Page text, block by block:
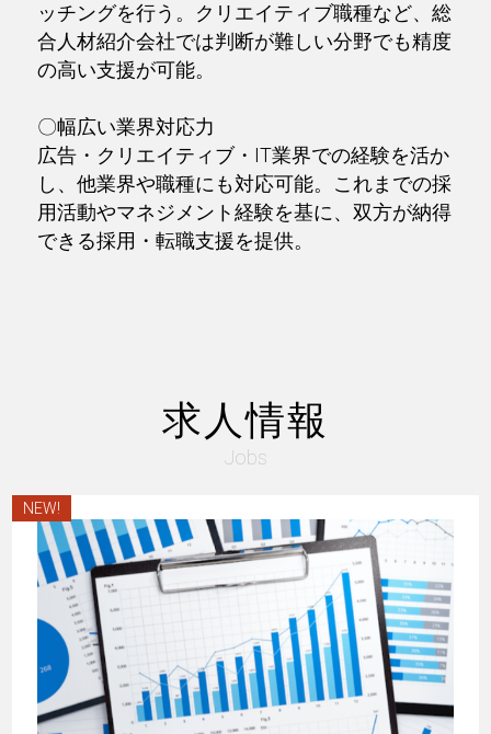
ッチングを行う。クリエイティブ職種など、総
合人材紹介会社では判断が難しい分野でも精度
の高い支援が可能。
〇幅広い業界対応力
広告・クリエイティブ・IT業界での経験を活か
し、他業界や職種にも対応可能。これまでの採
用活動やマネジメント経験を基に、双方が納得
できる採用・転職支援を提供。
求人情報
Jobs
NEW!